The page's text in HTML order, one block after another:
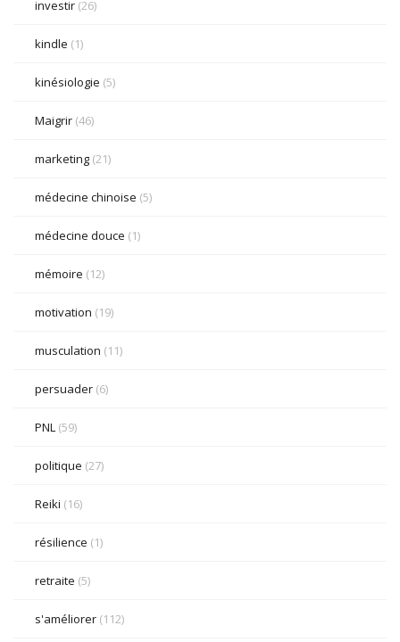
investir (26)
kindle (1)
kinésiologie (5)
Maigrir (46)
marketing (21)
médecine chinoise (5)
médecine douce (1)
mémoire (12)
motivation (19)
musculation (11)
persuader (6)
PNL (59)
politique (27)
Reiki (16)
résilience (1)
retraite (5)
s'améliorer (112)